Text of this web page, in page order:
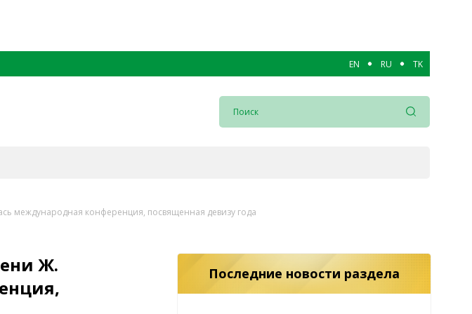
EN RU TK
международная конференция, посвященная девизу года
Ж.
Последние новости раздела